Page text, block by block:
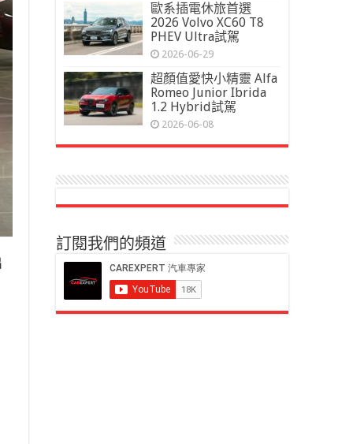
歐系插電休旅首選
2026 Volvo XC60 T8
PHEV Ultra試駕
2026-06-29
超顏值愛快小精靈 Alfa
Romeo Junior Ibrida
1.2 Hybrid試駕
2026-06-08
訂閱我們的頻道